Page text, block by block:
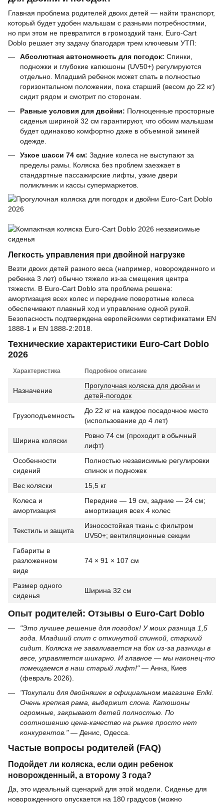
Главная проблема родителей двоих детей — найти транспорт,
который будет удобен малышам с разными потребностями,
но при этом не превратится в громоздкий танк. Euro-Cart
Doblo решает эту задачу благодаря трем ключевым УТП:
Абсолютная автономность для погодок: Спинки,
подножки и глубокие капюшоны (UV50+) регулируются
отдельно. Младший ребенок может спать в полностью
горизонтальном положении, пока старший (весом до 22 кг)
сидит рядом и смотрит по сторонам.
Равные условия для двойни: Полноценные просторные
сиденья шириной 32 см гарантируют, что обоим малышам
будет одинаково комфортно даже в объемной зимней
одежде.
Узкое шасси 74 см: Задние колеса не выступают за
пределы рамы. Коляска без проблем заезжает в
стандартные пассажирские лифты, узкие двери
поликлиник и кассы супермаркетов.
Легкость управления при двойной нагрузке
Везти двоих детей разного веса (например, новорожденного и
ребенка 3 лет) обычно тяжело из-за смещения центра
тяжести. В Euro-Cart Doblo эта проблема решена:
амортизация всех колес и передние поворотные колеса
обеспечивают плавный ход и управление одной рукой.
Безопасность подтверждена европейскими сертификатами EN
1888-1 и EN 1888-2:2018.
Технические характеристики Euro-Cart Doblo
2026
Характеристика Подробное описание
Назначение
Прогулочная коляска для двойни и
детей-погодок
Грузоподъемность
До 22 кг на каждое посадочное место
(использование до 4 лет)
Ширина коляски
Ровно 74 см (проходит в обычный
лифт)
Особенности
сидений
Полностью независимые регулировки
спинок и подножек
Вес коляски
15,5 кг
Колеса и
амортизация
Передние — 19 см, задние — 24 см;
амортизация всех 4 колес
Текстиль и защита
Износостойкая ткань с фильтром
UV50+; вентиляционные секции
Габариты в
разложенном
виде
74 × 91 × 107 см
Размер одного
сиденья
Ширина 32 см
Опыт родителей: Отзывы о Euro-Cart Doblo
"Это лучшее решение для погодок! У моих разница 1,5
года. Младший спит с откинутой спинкой, старший
сидит. Коляска не заваливается на бок из-за разницы в
весе, управляется шикарно. И главное — мы наконец-то
помещаемся в наш старый лифт!"— Анна, Киев
(февраль 2026).
"Покупали для двойняшек в официальном магазине Eniki.
Очень крепкая рама, выдержит слона. Капюшоны
огромные, закрывают детей полностью. По
соотношению цена-качество на рынке просто нет
конкурентов."— Денис, Одесса.
Частые вопросы родителей (FAQ)
Подойдет ли коляска, если один ребенок
новорожденный, а второму 3 года?
Да, это идеальный сценарий для этой модели. Сиденье для
новорожденного опускается на 180 градусов (можно